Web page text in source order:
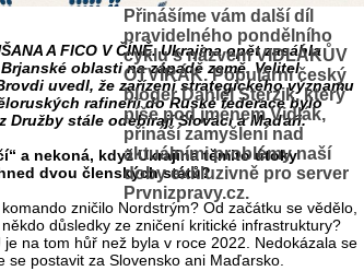
Přinášíme vám další díl
pravidelného pondělního
cyklu s názvem VIDLÁKŮV
OTVÍRÁK. Populární český
bloger Daniel Sterzik, který
píše pod jménem Vidlák,
přináší zamyšlení nad
aktuálními problémy naší
doby exkluzivně pro server
Prvnizpravy.cz.
A FICO V ČÍNĚ. Ukrajina opět zasáhla
oblasti na západě země. Velitel
uvedl, že zařízení strategického významu
rafinerií do Ruské federace bylo
Družby stále odebírají Slováci a Maďaři.
a nekoná, když Ukrajina těmito útoky
dvou členských států?
zničilo Nordstrým? Od začátku se vědělo,
důsledky ze zničení kritické infrastruktury?
na tom hůř než byla v roce 2022. Nedokázala se
se postavit za Slovensko ani Maďarsko.